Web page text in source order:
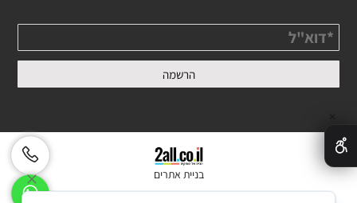
בניית אתרים